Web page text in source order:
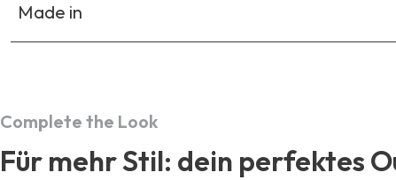
Made in
Complete the Look
Für mehr Stil: dein perfektes